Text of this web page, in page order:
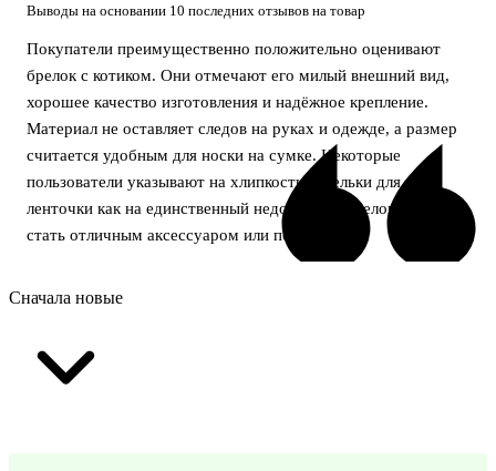
Выводы на основании 10 последних отзывов на товар
Покупатели преимущественно положительно оценивают
брелок с котиком. Они отмечают его милый внешний вид,
хорошее качество изготовления и надёжное крепление.
Материал не оставляет следов на руках и одежде, а размер
считается удобным для носки на сумке. Некоторые
пользователи указывают на хлипкость петельки для
ленточки как на единственный недостаток. Брелок может
стать отличным аксессуаром или подарком.
Сначала новые